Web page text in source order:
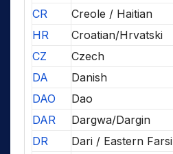
CR
Creole / Haitian
HR
Croatian/Hrvatski
CZ
Czech
DA
Danish
DAO
Dao
DAR
Dargwa/Dargin
DR
Dari / Eastern Farsi